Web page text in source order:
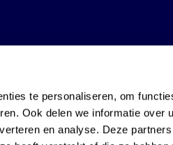
te personaliseren, om
Ook delen we informatie over
en analyse. Deze